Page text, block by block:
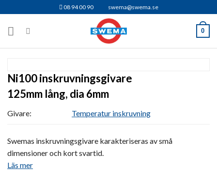
content
08 94 00 90 swema@swema.se
0
Ni100 inskruvningsgivare
125mm lång, dia 6mm
Givare: Temperatur inskruvning
Swemas inskruvningsgivare karakteriseras av små
dimensioner och kort svartid.
Läs mer